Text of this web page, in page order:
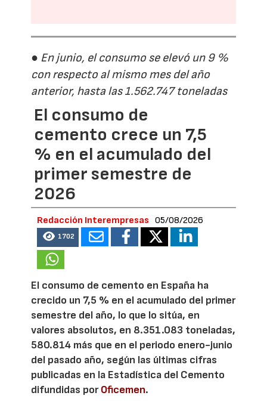
● En junio, el consumo se elevó un 9 %
con respecto al mismo mes del año
anterior, hasta las 1.562.747 toneladas
El consumo de
cemento crece un 7,5
% en el acumulado del
primer semestre de
2026
Redacción Interempresas 05/08/2026
1702
El consumo de cemento en España ha
crecido un 7,5 % en el acumulado del primer
semestre del año, lo que lo sitúa, en
valores absolutos, en 8.351.083 toneladas,
580.814 más que en el periodo enero-junio
del pasado año, según las últimas cifras
publicadas en la Estadística del Cemento
difundidas porOficemen.